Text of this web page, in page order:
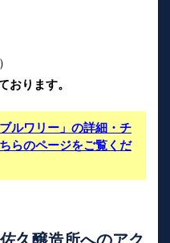
おります。
ルワリー」の詳細・チ
らのページをご覧くだ